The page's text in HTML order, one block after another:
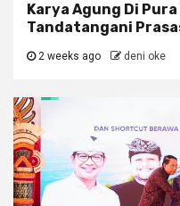
Karya Agung Di
Tandatangani
2 weeks ago deni oke